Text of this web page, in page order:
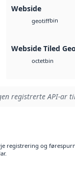
Webside
geotiffbin
Webside Tiled
octetbin
registrerte API-ar
registrering og